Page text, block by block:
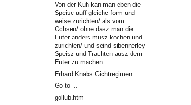
Von der Kuh kan man eben die
Speise auff gleiche form und
weise zurichten/ als vom
Ochsen/ ohne dasz man die
Euter anders musz kochen und
zurichten/ und seind sibennerley
Speisz und Trachten ausz dem
Euter zu machen
Erhard Knabs Gichtregimen
Go to ...
gollub.htm